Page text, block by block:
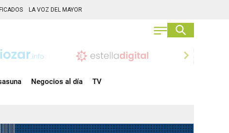
LA VOZ DEL MAYOR
chevron_right
Negocios al día TV